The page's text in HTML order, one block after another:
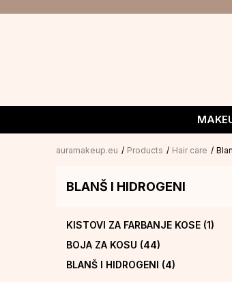
auramakeup.eu Products Hair care
BLANŠ I HIDROGENI
KISTOVI ZA FARBANJE KOSE (1)
BOJA ZA KOSU (44)
BLANŠ I HIDROGENI (4)